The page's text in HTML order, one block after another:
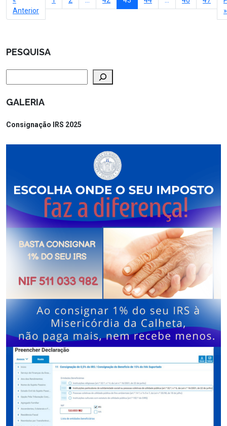
Anterior
»
PESQUISA
GALERIA
Consignação IRS 2025